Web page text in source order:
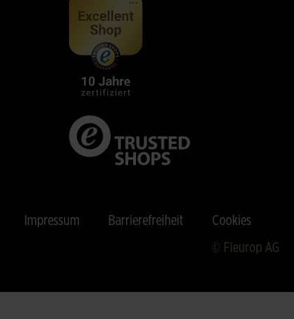
Impressum Barrierefreiheit
Cookies
© Fleurop AG